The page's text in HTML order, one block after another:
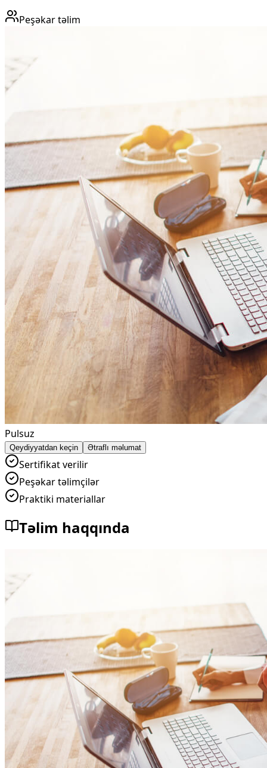
Peşəkar təlim
Pulsuz
Qeydiyyatdan keçin Ətraflı məlumat
Sertifikat verilir
Peşəkar təlimçilər
Praktiki materiallar
Təlim haqqında